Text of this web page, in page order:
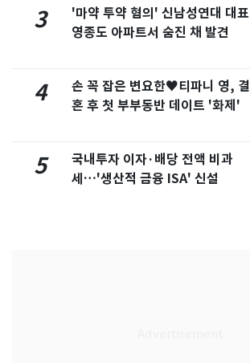
3
'마약 투약 혐의' 신남성연대 대표
영종도 아파트서 숨진 채 발견
4
손 꼭 잡은 변요한♥티파니 영, 결
혼 후 첫 부부동반 데이트 '화제'
5
국내투자 이자·배당 전액 비과
세…'생산적 금융 ISA' 신설